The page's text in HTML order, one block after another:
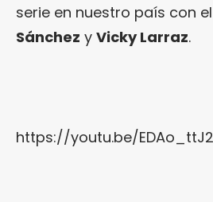
serie en nuestro país con
Sánchez y Vicky Larraz.
https://youtu.be/